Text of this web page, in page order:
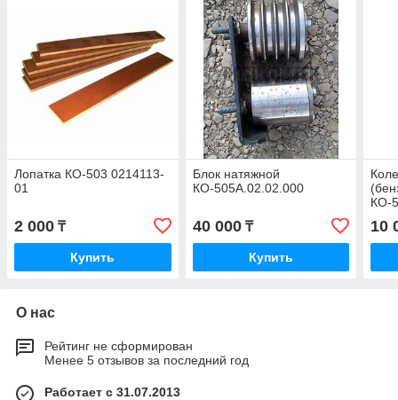
Лопатка КО-503 0214113-
01
2 000 ₸
Купить
Блок натяжной
КО-505А.02.02.000
40 000₸
Купить
КО-
10
О нас
Рейтинг не сформирован
Менее 5 отзывов за последний год
Работает с 31.07.2013